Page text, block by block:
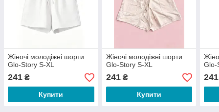
Жіночі молодіжні шорти
Glo-Story S-XL
241 ₴
Купити
Жіночі молодіжні шорти
Glo-Story S-XL
241₴
Купити
Glo-
241